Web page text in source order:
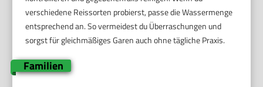
verschiedene Reissorten probierst, passe die Wassermenge
entsprechend an. So vermeidest du Überraschungen und
sorgst für gleichmäßiges Garen auch ohne tägliche Praxis.
Familien